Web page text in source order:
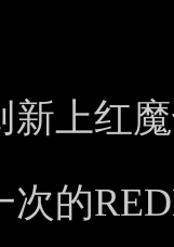
新上红
的